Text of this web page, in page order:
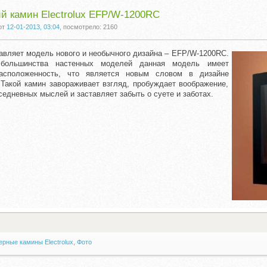
камин Electrolux EFP/W-1200RC
12-01-2013, 03:04, посмотрело: 2160
модель нового и необычного дизайна – EFP/W-1200RC.
настенных моделей данная модель имеет
что является новым словом в дизайне
камин завораживает взгляд, пробуждает воображение,
мыслей и заставляет забыть о суете и заботах.
камины Electrolux Фото